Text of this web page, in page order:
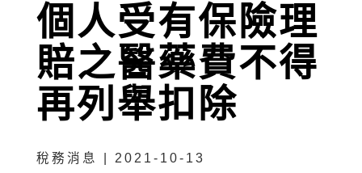
個人受有保險理
賠之醫藥費不得
再列舉扣除
稅務消息 | 2021-10-13